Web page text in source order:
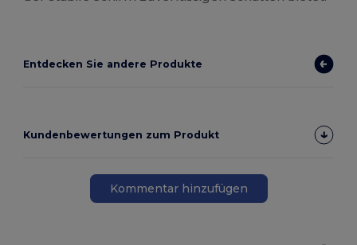
Entdecken Sie andere Produkte
Kundenbewertungen zum Produkt
Kommentar hinzufügen